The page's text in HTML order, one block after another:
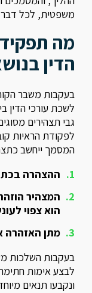
משפטית, לכל דבר
מה
הדין
בעקבות משבר
לשכת עורכי הדין
המסמך ייחשב
ההצהרה
המצהיר
הוא צפוי
מתן האזהרה
בעקבות השלכות
לבצע אימות חתימה
ונקבעו תנאים